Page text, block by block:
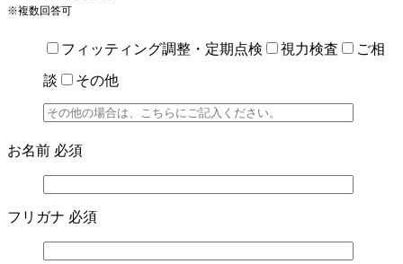
※複数回答可
フィッティング調整・定期点検 視力検査 ご相
談 その他
お名前 必須
フリガナ 必須